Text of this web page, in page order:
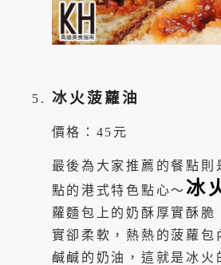
冰火菠蘿油
價格：45元
最後為大家推薦的餐點則
點的港式特色點心～ 冰
蘿麵包上的奶酥厚實酥脆
實卻柔軟，熱熱的菠蘿包
鹹鹹的奶油，這就是冰火